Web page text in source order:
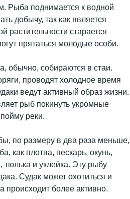
Рыба поднимается к водной
добычу, так как является
растительности старается
прятаться молодые особи.
обычно, собираются в стаи.
проводят холодное время
ведут активный образ жизни.
рыб покинуть укромные
реки.
по размеру в два раза меньше,
как плотва, пескарь, окунь,
тюлька и уклейка. Эту рыбу
Судак может охотиться и
происходит более активно.